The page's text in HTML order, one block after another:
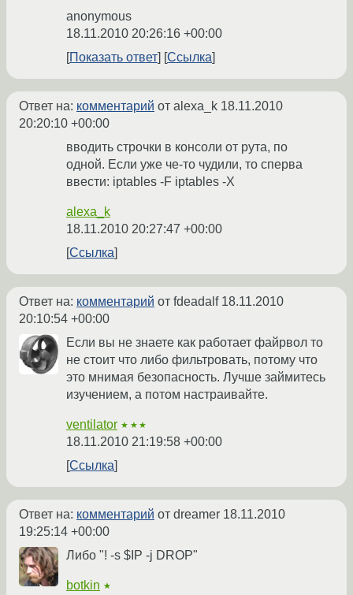
anonymous
18.11.2010 20:26:16 +00:00
Показать ответ
Ссылка
Ответ на: комментарий от alexa_k 18.11.2010
20:20:10 +00:00
вводить строчки в консоли от рута, по
одной. Если уже че-то чудили, то сперва
ввести: iptables -F iptables -X
alexa_k
18.11.2010 20:27:47 +00:00
Ссылка
Ответ на: комментарий от fdeadalf 18.11.2010
20:10:54 +00:00
Если вы не знаете как работает файрвол то
не стоит что либо фильтровать, потому что
это мнимая безопасность. Лучше займитесь
изучением, а потом настраивайте.
ventilator ★★★
18.11.2010 21:19:58 +00:00
Ссылка
Ответ на: комментарий от dreamer 18.11.2010
19:25:14 +00:00
Либо "! -s $IP -j DROP"
botkin ★